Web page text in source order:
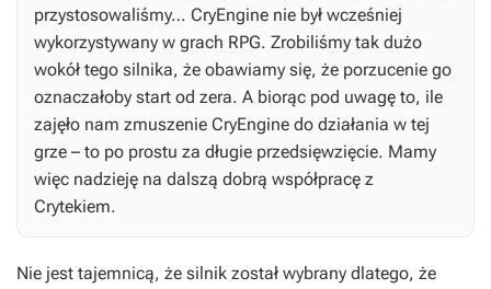
przystosowaliśmy… CryEngine nie był wcześniej
wykorzystywany w grach RPG. Zrobiliśmy tak dużo
wokół tego silnika, że obawiamy się, że porzucenie go
oznaczałoby start od zera. A biorąc pod uwagę to, ile
zajęło nam zmuszenie CryEngine do działania w tej
grze – to po prostu za długie przedsięwzięcie. Mamy
więc nadzieję na dalszą dobrą współpracę z
Crytekiem.
Nie jest tajemnicą, że silnik został wybrany dlatego, że